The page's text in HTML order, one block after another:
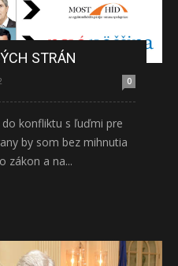
STRÁN
0
konfliktu s ľuďmi pre
by som bez mihnutia
zákon a na...